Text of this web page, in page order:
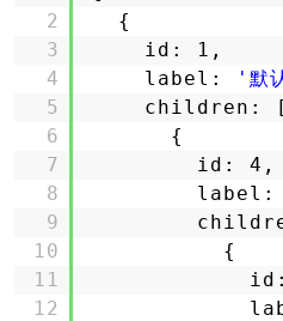
2
3
4
5
6
7
8
9
10
11
12
{
id: 1,
label:
'默
children: [
{
id: 4,
label:
{